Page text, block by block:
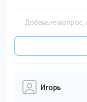
Добавьте
Игорь